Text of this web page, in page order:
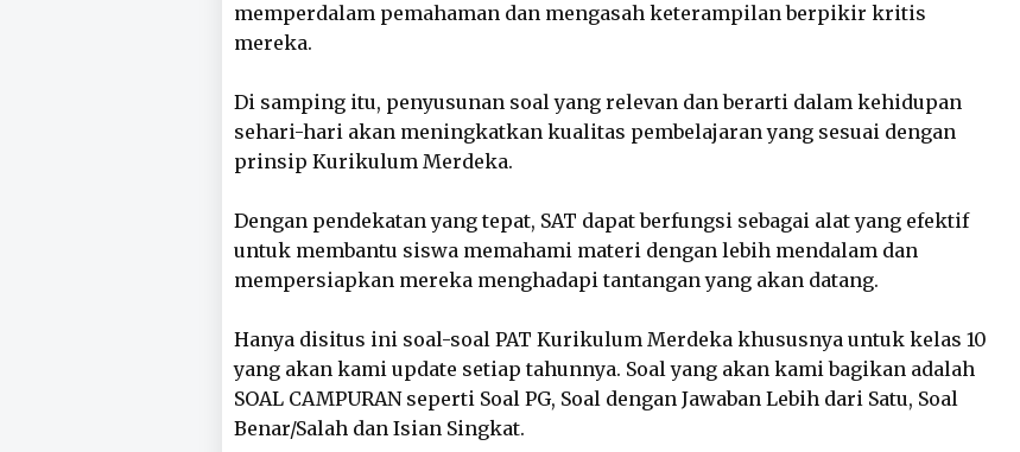
memperdalam pemahaman dan mengasah keterampilan berpikir kritis
mereka.
Di samping itu, penyusunan soal yang relevan dan berarti dalam kehidupan
sehari-hari akan meningkatkan kualitas pembelajaran yang sesuai dengan
prinsip Kurikulum Merdeka.
Dengan pendekatan yang tepat, SAT dapat berfungsi sebagai alat yang efektif
untuk membantu siswa memahami materi dengan lebih mendalam dan
mempersiapkan mereka menghadapi tantangan yang akan datang.
Hanya disitus ini soal-soal PAT Kurikulum Merdeka khususnya untuk kelas 10
yang akan kami update setiap tahunnya. Soal yang akan kami bagikan adalah
SOAL CAMPURAN seperti Soal PG, Soal dengan Jawaban Lebih dari Satu, Soal
Benar/Salah dan Isian Singkat.